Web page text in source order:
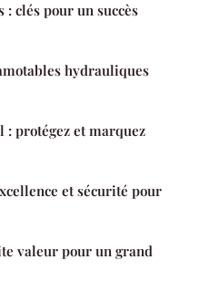
clés pour un succès
hydrauliques
: protégez et marquez
et sécurité pour
valeur pour un grand